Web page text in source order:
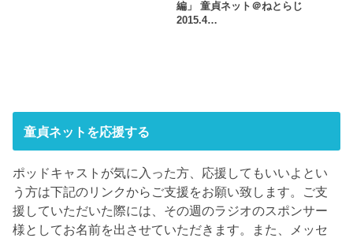
編」 童貞ネット＠ねとらじ
2015.4…
童貞ネットを応援する
ポッドキャストが気に入った方、応援してもいいよとい
う方は下記のリンクからご支援をお願い致します。ご支
援していただいた際には、その週のラジオのスポンサー
様としてお名前を出させていただきます。また、メッセ